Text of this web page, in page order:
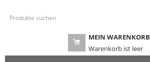
MEIN WARENKORB
Warenkorb ist leer